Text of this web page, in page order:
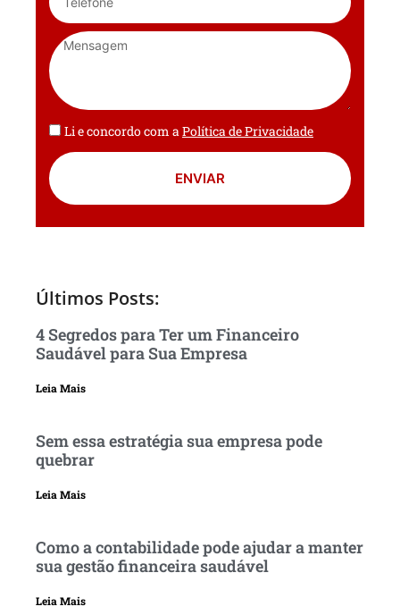
Li e concordo com a Política de Privacidade
ENVIAR
Últimos Posts:
4 Segredos para Ter um Financeiro
Saudável para Sua Empresa
Leia Mais
Sem essa estratégia sua empresa pode
quebrar
Leia Mais
Como a contabilidade pode ajudar a manter
sua gestão financeira saudável
Leia Mais